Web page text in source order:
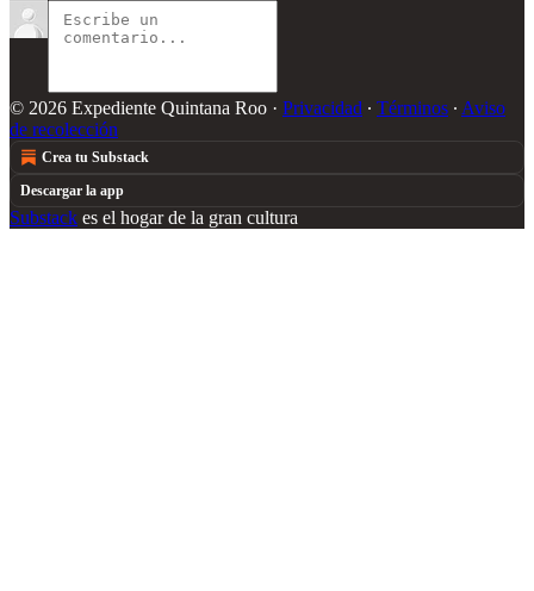
© 2026 Expediente Quintana Roo · Privacidad ∙ Términos ∙ Aviso
de recolección
Crea tu Substack
Descargar la app
Substack es el hogar de la gran cultura